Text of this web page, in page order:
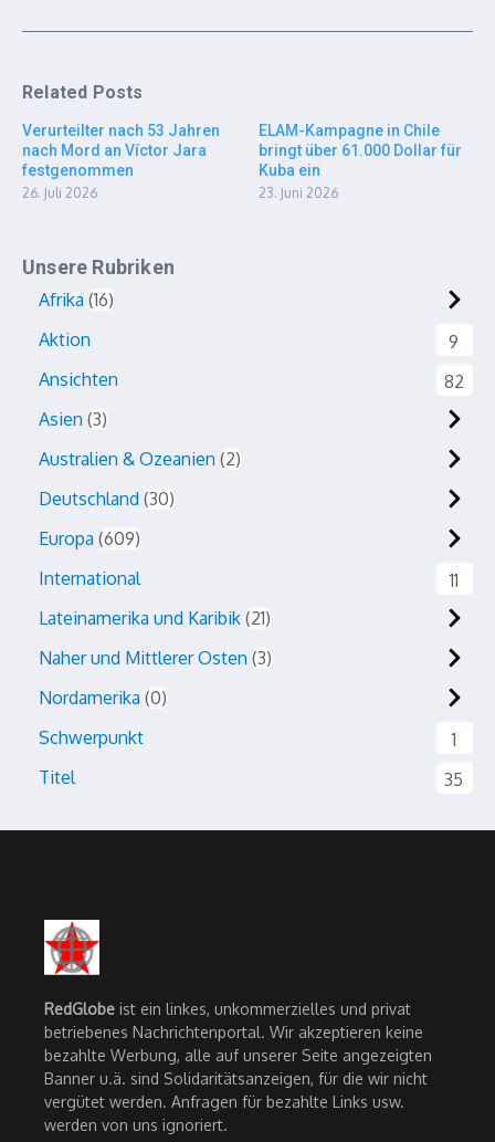
Related Posts
Verurteilter nach 53 Jahren
nach Mord an Víctor Jara
festgenommen
26. Juli 2026
ELAM-Kampagne in Chile
bringt über 61.000 Dollar für
Kuba ein
23. Juni 2026
Unsere Rubriken
Afrika 16
Aktion
9
Ansichten
82
Asien 3
Australien & Ozeanien 2
Deutschland 30
Europa 609
International
11
Lateinamerika und Karibik 21
Naher und Mittlerer Osten 3
Nordamerika 0
Schwerpunkt
1
Titel
35
RedGlobe ist ein linkes, unkommerzielles und privat
betriebenes Nachrichtenportal. Wir akzeptieren keine
bezahlte Werbung, alle auf unserer Seite angezeigten
Banner u.ä. sind Solidaritätsanzeigen, für die wir nicht
vergütet werden. Anfragen für bezahlte Links usw.
werden von uns ignoriert.